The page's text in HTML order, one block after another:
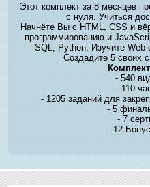
Этот комплект за 8 месяцев
с нуля. Учиться
Начнёте Вы с HTML, CSS и
программированию и
SQL, Python. Изучите
Создадите 5 своих
- 540
- 110
- 1205 заданий для
- 5
- 7
- 12